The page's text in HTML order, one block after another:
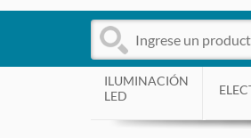
ILUMINACIÓN
LED